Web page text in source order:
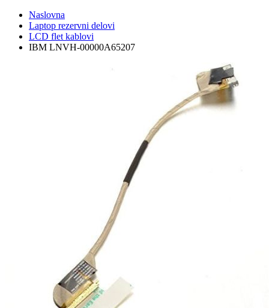
Naslovna
Laptop rezervni delovi
LCD flet kablovi
IBM LNVH-00000A65207